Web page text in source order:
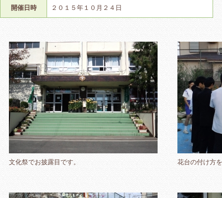
開催日時 ２０１５年１０月２４日
文化祭でお披露目です。 花台の付け方